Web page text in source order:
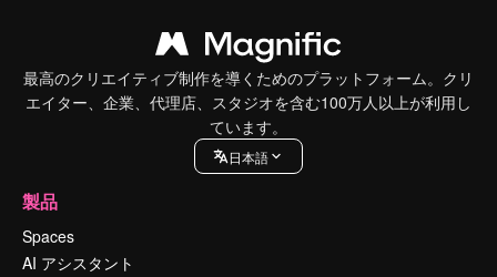
最高のクリエイティブ制作を導くためのプラットフォーム。クリ
エイター、企業、代理店、スタジオを含む100万人以上が利用し
ています。
日本語
製品
Spaces
AI アシスタント